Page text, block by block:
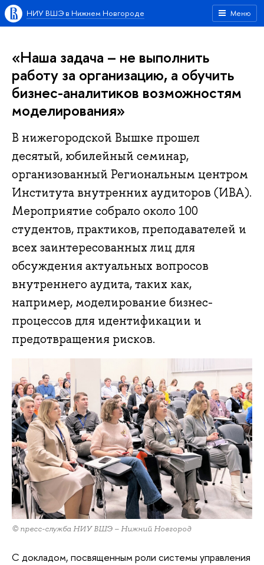
Меню
НИУ ВШЭ в Нижнем Новгороде
«Наша задача – не выполнить
работу за организацию, а обучить
бизнес-аналитиков возможностям
моделирования»
В нижегородской Вышке прошел
десятый, юбилейный семинар,
организованный Региональным центром
Института внутренних аудиторов (ИВА).
Мероприятие собрало около 100
студентов, практиков, преподавателей и
всех заинтересованных лиц для
обсуждения актуальных вопросов
внутреннего аудита, таких как,
например, моделирование бизнес-
процессов для идентификации и
предотвращения рисков.
© пресс-служба НИУ ВШЭ – Нижний Новгород
С докладом, посвященным роли системы управления